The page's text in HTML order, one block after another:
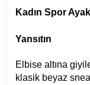
Kadın Spor
Yansıtın
Elbise altına
klasik beyaz